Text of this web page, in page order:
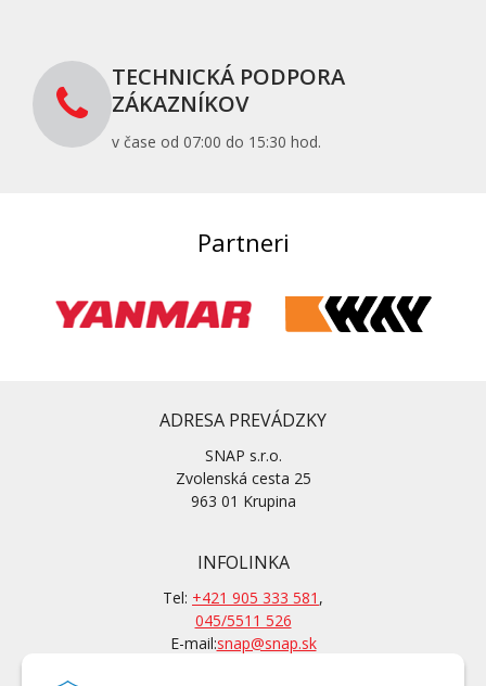
TECHNICKÁ PODPORA
ZÁKAZNÍKOV
v čase od 07:00 do 15:30 hod.
Partneri
ADRESA PREVÁDZKY
SNAP s.r.o.
Zvolenská cesta 25
963 01 Krupina
INFOLINKA
Tel: +421 905 333 581 ,
045/5511 526
E-mail:snap@snap.sk